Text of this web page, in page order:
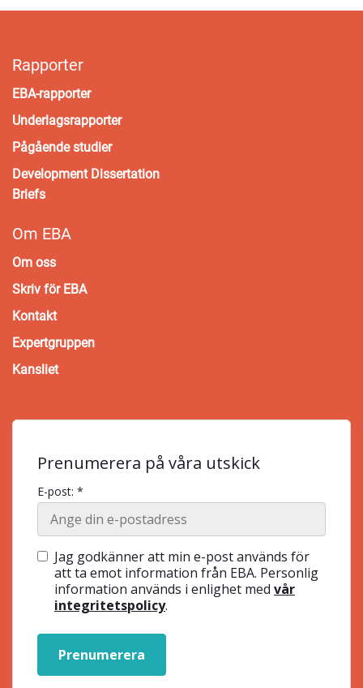
Rapporter
EBA-rapporter
Underlagsrapporter
Pågående studier
Development Dissertation
Briefs
Om EBA
Om oss
Skriv för EBA
Kontakt
Expertgruppen
Kansliet
Prenumerera på våra utskick
E-post: *
Jag godkänner att min e-post används för
att ta emot information från EBA. Personlig
information används i enlighet med vår
integritetspolicy.
Prenumerera